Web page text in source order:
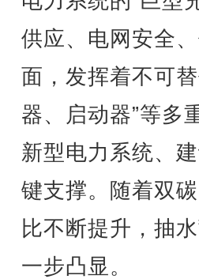
供应、电网安全
面，发挥着不可
器、启动器”等多
新型电力系统、
键支撑。随着双
比不断提升，抽
一步凸显。